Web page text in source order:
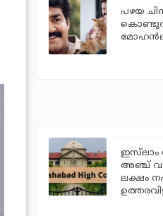
പഴയ
ഇസ്‌ലാം
അഞ്ച്
ലക്ഷം